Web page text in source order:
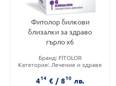
Фитолор билкови
близалки за здраво
гърло х6
Бранд: FITOLOR
Категория: Лечение и здраве
близалки
414 € / 810 лв.